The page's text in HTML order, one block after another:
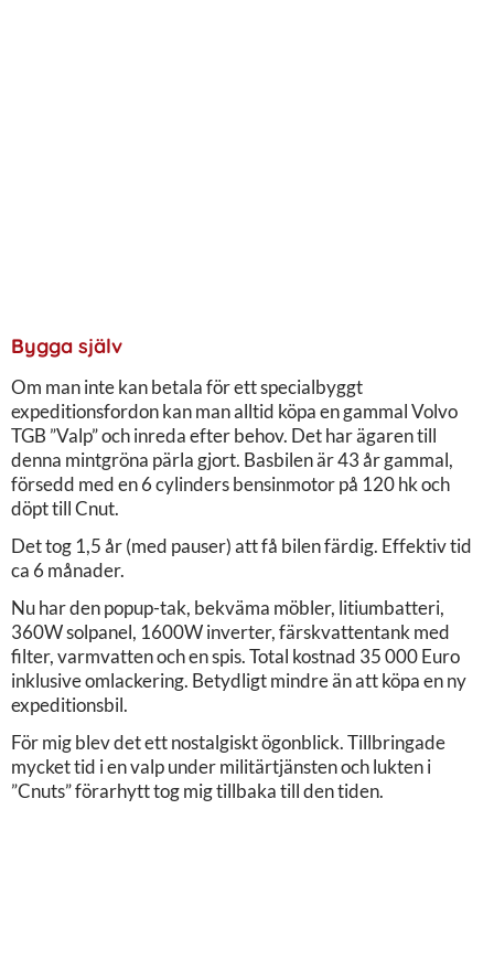
Bygga själv
Om man inte kan betala för ett specialbyggt
expeditionsfordon kan man alltid köpa en gammal Volvo
TGB ”Valp” och inreda efter behov. Det har ägaren till
denna mintgröna pärla gjort. Basbilen är 43 år gammal,
försedd med en 6 cylinders bensinmotor på 120 hk och
döpt till Cnut.
Det tog 1,5 år (med pauser) att få bilen färdig. Effektiv tid
ca 6 månader.
Nu har den popup-tak, bekväma möbler, litiumbatteri,
360W solpanel, 1600W inverter, färskvattentank med
filter, varmvatten och en spis. Total kostnad 35 000 Euro
inklusive omlackering. Betydligt mindre än att köpa en ny
expeditionsbil.
För mig blev det ett nostalgiskt ögonblick. Tillbringade
mycket tid i en valp under militärtjänsten och lukten i
”Cnuts” förarhytt tog mig tillbaka till den tiden.